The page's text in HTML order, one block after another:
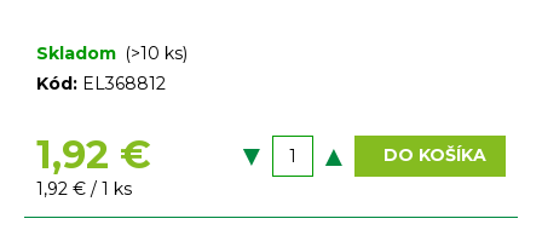
Skladom (>10 ks)
Kód: EL368812
1,92 €
Jednotková
cena:
1,92 € / 1 ks
DO KOŠÍKA
e
e
n
á